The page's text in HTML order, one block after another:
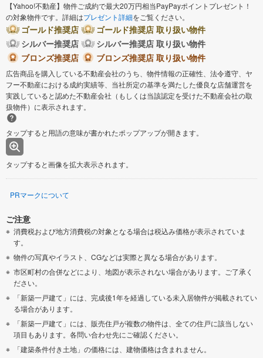
【Yahoo!不動産】物件ご成約で最大20万円相当PayPayポイントプレゼント！
の対象物件です。詳細はプレゼント詳細をご覧ください。
ゴールド推奨店
ゴールド推奨店 取り扱い物件
シルバー推奨店
シルバー推奨店 取り扱い物件
ブロンズ推奨店
ブロンズ推奨店 取り扱い物件
広告商品を購入している不動産会社のうち、物件情報の正確性、法令遵守、ヤ
フー不動産における成約実績等、当社所定の基準を満たした優良な店舗運営を
実践していると認めた不動産会社（もしくは当該認定を受けた不動産会社の取
扱物件）に表示されます。
タップすると用語の意味が書かれたポップアップが開きます。
タップすると画像を拡大表示されます。
PRマークについて
ご注意
消費税および地方消費税の対象となる場合は税込み価格が表示されていま
す。
物件の写真やイラスト、CGなどは実際と異なる場合があります。
市区町村の合併などにより、地図が表示されない場合があります。ご了承く
ださい。
「新築一戸建て」には、完成後1年を経過している未入居物件が掲載されてい
る場合があります。
「新築一戸建て」には、販売住戸が複数の物件は、全ての住戸に該当しない
項目もあります。各問い合わせ先にご確認ください。
「建築条件付き土地」の価格には、建物価格は含まれません。